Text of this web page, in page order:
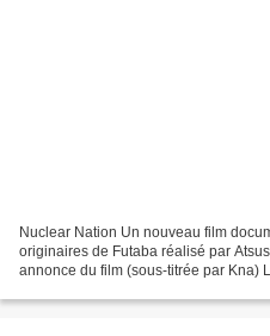
Nuclear Nation Un nouveau film
originaires de Futaba réalisé par
annonce du film (sous-titrée par Kna)